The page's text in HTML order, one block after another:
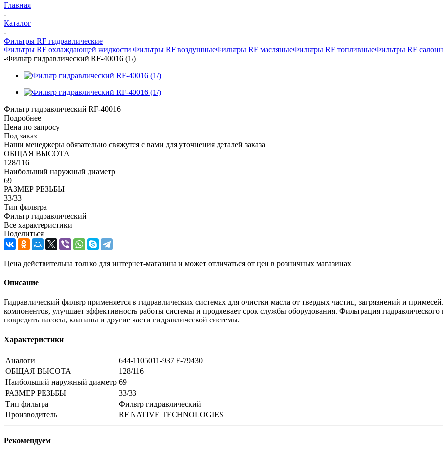
Главная
-
Каталог
-
Фильтры RF гидравлические
Фильтры RF охлаждающей жидкости Фильтры RF воздушныеФильтры RF масляныеФильтры RF топливныеФильтры RF
-Фильтр гидравлический RF-40016 (1/)
Фильтр гидравлический RF-40016
Подробнее
Цена по запросу
Под заказ
Наши менеджеры обязательно свяжутся с вами для уточнения деталей заказа
ОБЩАЯ ВЫСОТА
128/116
Наибольший наружный диаметр
69
РАЗМЕР РЕЗЬБЫ
33/33
Тип фильтра
Фильтр гидравлический
Все характеристики
Поделиться
Цена действительна только для интернет-магазина и может отличаться от цен в розничных магазинах
Описание
Гидравлический фильтр применяется в гидравлических системах для очистки масла от твердых частиц, загрязнений и
компонентов, улучшает эффективность работы системы и продлевает срок службы оборудования. Фильтрация
повредить насосы, клапаны и другие части гидравлической системы.
Характеристики
Аналоги
644-1105011-937 F-79430
ОБЩАЯ ВЫСОТА
128/116
Наибольший наружный диаметр 69
РАЗМЕР РЕЗЬБЫ
33/33
Тип фильтра
Фильтр гидравлический
Производитель
RF NATIVE TECHNOLOGIES
Рекомендуем